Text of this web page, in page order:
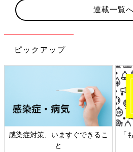
連載一覧へ
ピックアップ
感染症対策、いますぐできるこ
と
「